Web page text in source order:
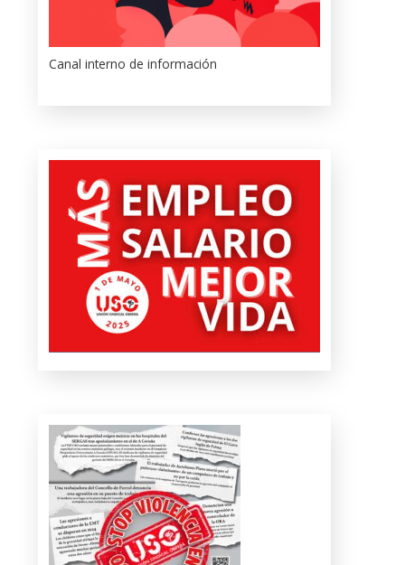
Canal interno de información